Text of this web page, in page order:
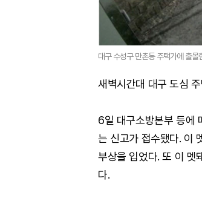
대구 수성구 만촌동 주택가에 출
새벽시간대 대구 도심
6일 대구소방본부 등에
는 신고가 접수됐다. 이
부상을 입었다. 또 이 멧
다.